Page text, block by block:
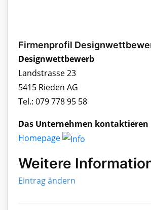
Firmenprofil
Designwettbewerb
Landstrasse 23
5415 Rieden AG
Tel.: 079 778 95 58
Das Unternehmen kontaktieren
Homepage
Weitere
Eintrag ändern